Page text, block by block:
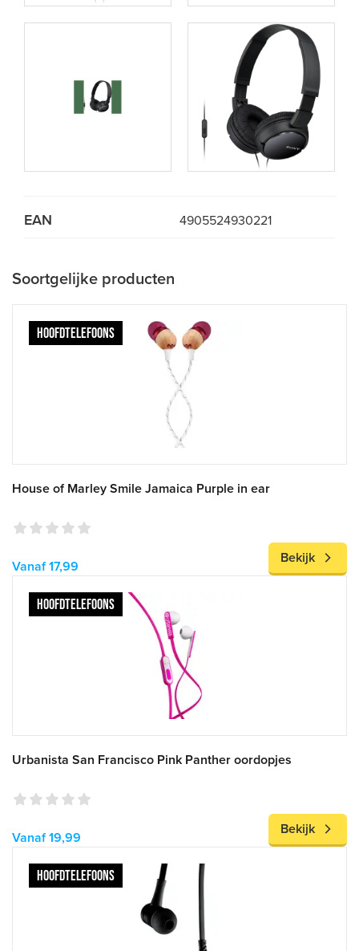
EAN 4905524930221
Soortgelijke producten
HOOFDTELEFOONS
House of Marley Smile Jamaica Purple in ear
Vanaf 17,99
Bekijk
HOOFDTELEFOONS
Urbanista San Francisco Pink Panther oordopjes
Vanaf 19,99
Bekijk
HOOFDTELEFOONS